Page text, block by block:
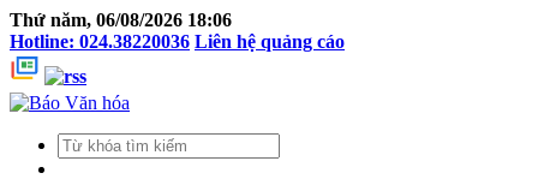
Thứ năm, 06/08/2026 18:06
Hotline: 024.38220036 Liên hệ quảng cáo